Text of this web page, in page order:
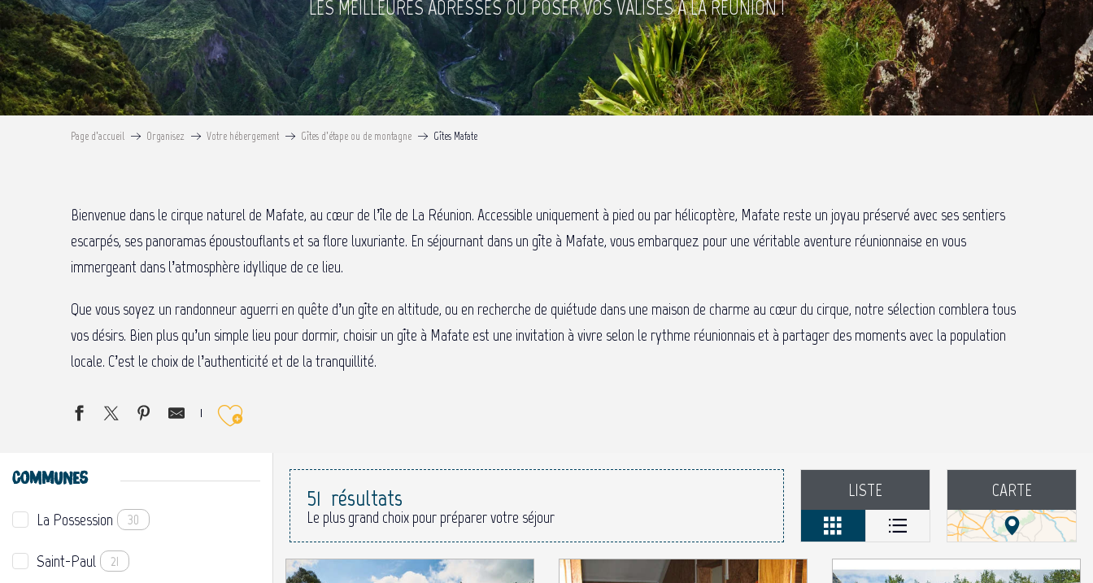
LES MEILLEURES ADRESSES OÙ POSER VOS VALISES À LA RÉUNION !
Page d’accueil Organisez Votre hébergement Gîtes d’étape ou de montagne Gîtes Mafate
Bienvenue dans le cirque naturel de Mafate, au cœur de l’île de La Réunion. Accessible uniquement à pied ou par hélicoptère, Mafate reste un joyau préservé avec ses sentiers
escarpés, ses panoramas époustouflants et sa flore luxuriante. En séjournant dans un gîte à Mafate, vous embarquez pour une véritable aventure réunionnaise en vous
immergeant dans l’atmosphère idyllique de ce lieu.
Que vous soyez un randonneur aguerri en quête d’un gîte en altitude, ou en recherche de quiétude dans une maison de charme au cœur du cirque, notre sélection comblera tous
vos désirs. Bien plus qu’un simple lieu pour dormir, choisir un gîte à Mafate est une invitation à vivre selon le rythme réunionnais et à partager des moments avec la population
locale. C’est le choix de l’authenticité et de la tranquillité.
COMMUNES
La Possession 30
Saint-Paul 21
51 résultats
Le plus grand choix pour préparer votre séjour
LISTE CARTE